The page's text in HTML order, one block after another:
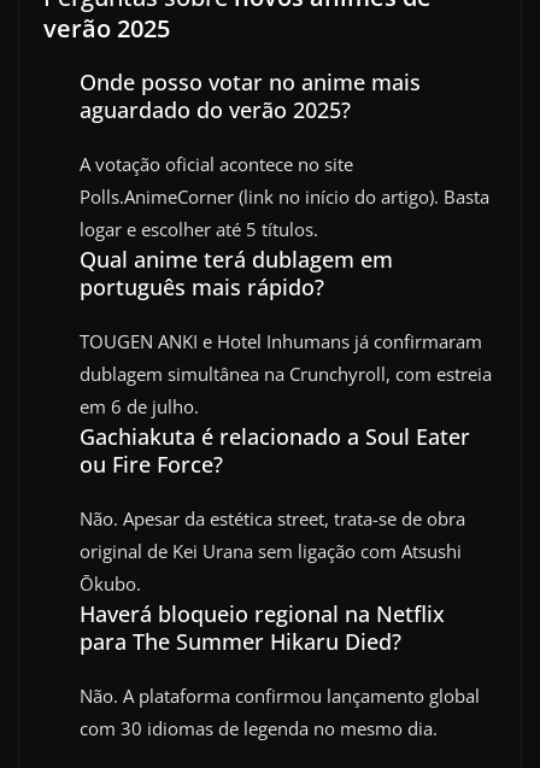
verão 2025
Onde posso votar no anime mais
aguardado do verão 2025?
A votação oficial acontece no site
Polls.AnimeCorner (link no início do artigo). Basta
logar e escolher até 5 títulos.
Qual anime terá dublagem em
português mais rápido?
TOUGEN ANKI e Hotel Inhumans já confirmaram
dublagem simultânea na Crunchyroll, com estreia
em 6 de julho.
Gachiakuta é relacionado a Soul Eater
ou Fire Force?
Não. Apesar da estética street, trata-se de obra
original de Kei Urana sem ligação com Atsushi
Ōkubo.
Haverá bloqueio regional na Netflix
para The Summer Hikaru Died?
Não. A plataforma confirmou lançamento global
com 30 idiomas de legenda no mesmo dia.